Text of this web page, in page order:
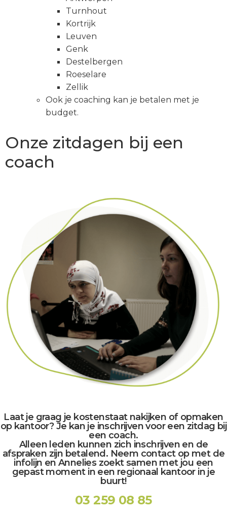
Turnhout
Kortrijk
Leuven
Genk
Destelbergen
Roeselare
Zellik
Ook je coaching kan je betalen met je
budget.
Onze zitdagen bij een
coach
Laat je graag je kostenstaat nakijken of opmaken
op kantoor? Je kan je inschrijven voor een zitdag bij
een coach.
Alleen leden kunnen zich inschrijven en de
afspraken zijn betalend. Neem contact op met de
infolijn en Annelies zoekt samen met jou een
gepast moment in een regionaal kantoor in je
buurt!
03 259 08 85